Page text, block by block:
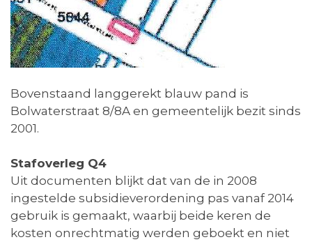
Bovenstaand langgerekt blauw pand is
Bolwaterstraat 8/8A en gemeentelijk bezit sinds
2001.
Stafoverleg Q4
Uit documenten blijkt dat van de in 2008
ingestelde subsidieverordening pas vanaf 2014
gebruik is gemaakt, waarbij beide keren de
kosten onrechtmatig werden geboekt en niet